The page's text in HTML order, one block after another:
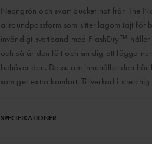
Neongrön och svart bucket hat från The
allroundpassform som sitter lagom tajt för
invändigt svettband med FlashDry™ håller
och så är den lätt och smidig att lägga
behöver den. Dessutom innehåller den här
som ger extra komfort. Tillverkad i
SPECIFIKATIONER